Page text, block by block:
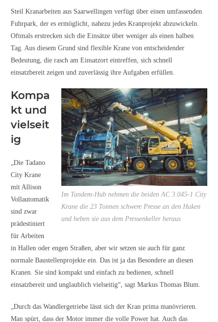
Steil Kranarbeiten aus Saarwellingen verfügt über einen umfassenden
Fuhrpark, der es ermöglicht, nahezu jedes Kranprojekt abzuwickeln.
Oftmals erstrecken sich die Einsätze über weniger als einen halben
Tag. Aus diesem Grund sind flexible Krane von entscheidender
Bedeutung, die rasch am Einsatzort eintreffen, sich schnell
einsatzbereit zeigen und zuverlässig ihre Aufgaben erfüllen.
Im Tandem-Hub nehmen die beiden AC 3.045-1 City
Krane die 23 Tonnen schwere Presse an den Haken
und heben sie aus dem Pressenkeller heraus
Kompa
kt und
vielseit
ig
„Die Tadano
City Krane
mit Allison
Vollautomatik
sind zwar
prädestiniert
für Arbeiten
in Hallen oder engen Straßen, aber wir setzen sie auch für ganz
normale Baustellenprojekte ein. Das ist ja das Besondere an diesen
Kranen. Sie sind kompakt und einfach zu bedienen, schnell
einsatzbereit und unglaublich vielseitig“, sagt Markus Thomas Blum.
„Durch das Wandlergetriebe lässt sich der Kran prima manövrieren.
Man spürt, dass der Motor immer die volle Power hat. Auch das